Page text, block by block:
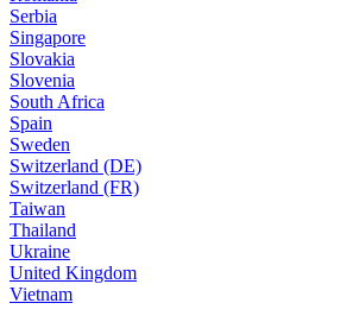
Serbia
Singapore
Slovakia
Slovenia
South Africa
Spain
Sweden
Switzerland (DE)
Switzerland (FR)
Taiwan
Thailand
Ukraine
United Kingdom
Vietnam